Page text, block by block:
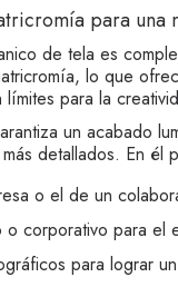
para una
de tela es
lo que
para la
un acabado
detallados. En él
o el de un
o corporativo para el
para lograr